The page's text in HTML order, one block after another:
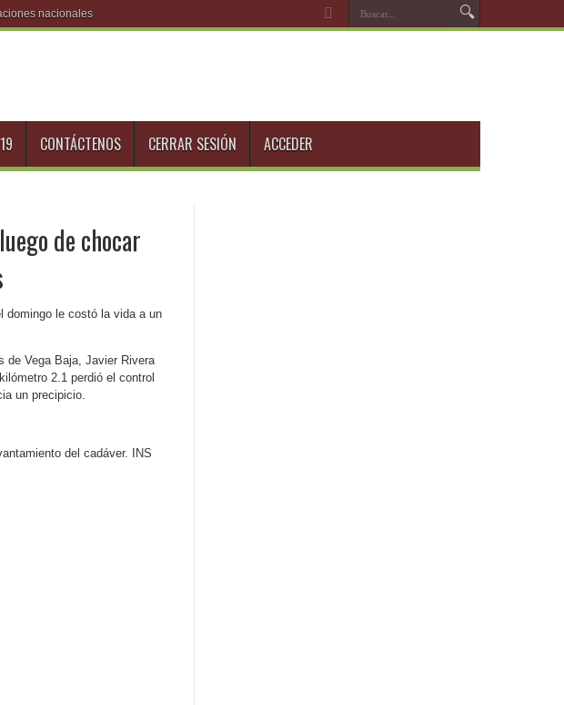
CONTÁCTENOS CERRAR SESIÓN ACCEDER
de chocar
domingo le costó la vida a un
de Vega Baja, Javier Rivera
2.1 perdió el control
un precipicio.
del cadáver. INS